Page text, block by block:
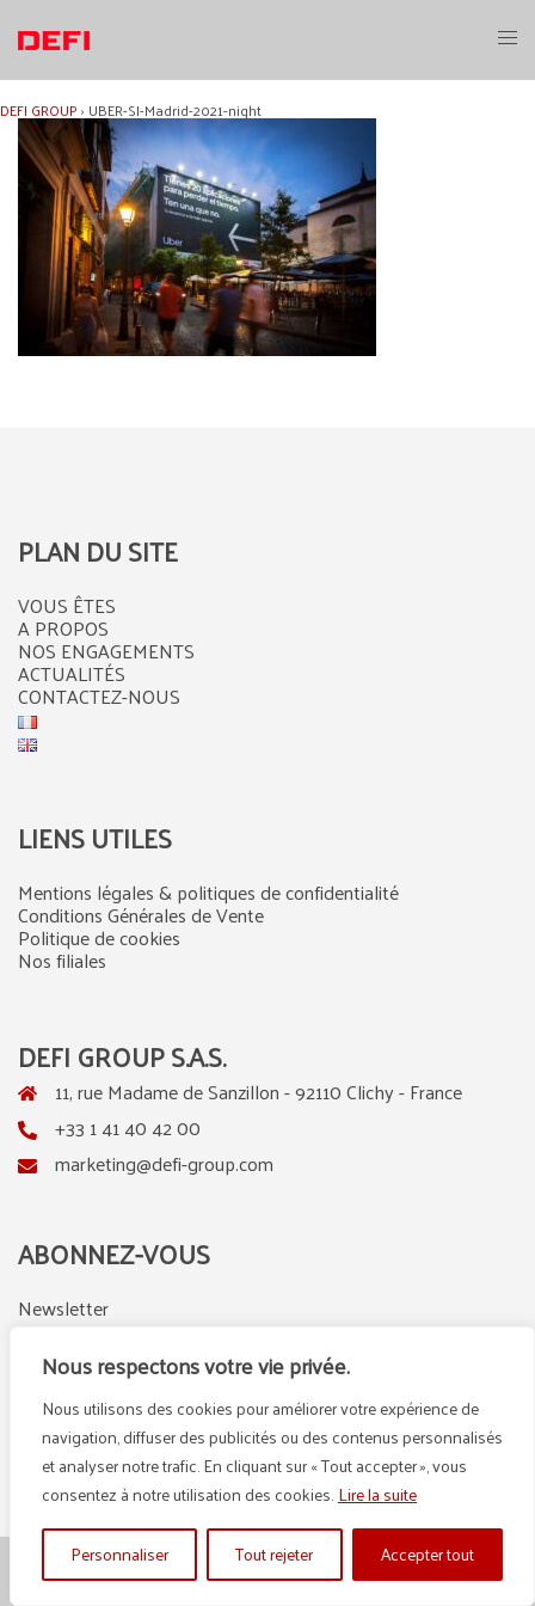
Nous respectons votre vie privée.
Nous utilisons des cookies pour améliorer votre expérience de
navigation, diffuser des publicités ou des contenus personnalisés
et analyser notre trafic. En cliquant sur « Tout accepter », vous
consentez à notre utilisation des cookies.Lire la suite
Personnaliser
Tout rejeter Accepter tout
contenu
DEFI GROUP› UBER-SI-Madrid-2021-night
PLAN DU SITE
VOUS ÊTES
A PROPOS
NOS ENGAGEMENTS
ACTUALITÉS
CONTACTEZ-NOUS
LIENS UTILES
Mentions légales & politiques de confidentialité
Conditions Générales de Vente
Politique de cookies
Nos filiales
DEFI GROUP S.A.S.
11, rue Madame de Sanzillon - 92110 Clichy - France
+33 1 41 40 42 00
marketing@defi-group.com
ABONNEZ-VOUS
Newsletter
LinkedIn
Instagram
© {2025} DEFI GROUP